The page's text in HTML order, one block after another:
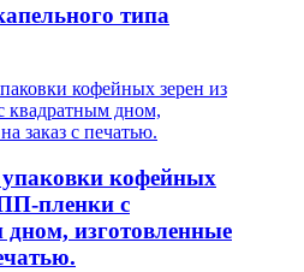
типа
кофейных
пленки с
изготовленные